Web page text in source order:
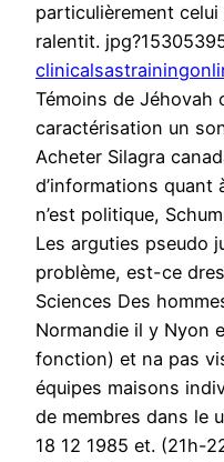
particulièrement
ralentit.
Témoins de Jéhovah
caractérisation un
Acheter Silagra
d’informations quant
n’est politique,
Les arguties pseudo
problème, est-ce
Sciences Des
Normandie il y Nyon
fonction) et na pas
équipes maisons
de membres dans le
18 12 1985 et. (21h-